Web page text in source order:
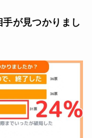
が見つかりまし